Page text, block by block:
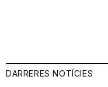
DARRERES NOTÍCIES